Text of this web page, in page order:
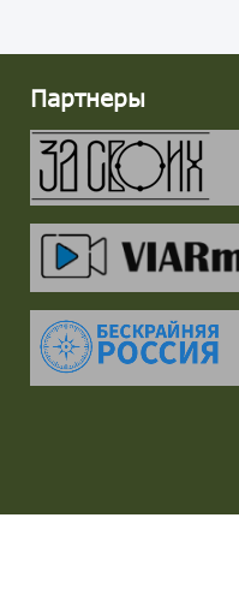
Партнеры